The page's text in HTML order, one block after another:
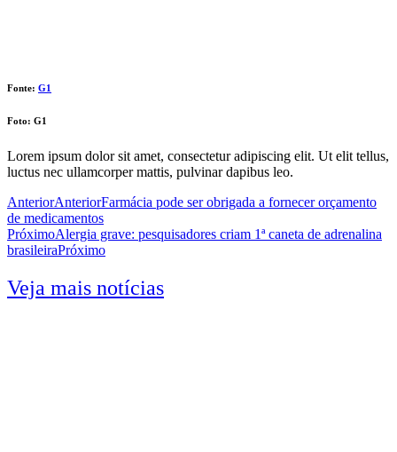
Fonte: G1
Foto: G1
Lorem ipsum dolor sit amet, consectetur adipiscing elit. Ut elit tellus,
luctus nec ullamcorper mattis, pulvinar dapibus leo.
AnteriorAnteriorFarmácia pode ser obrigada a fornecer orçamento
de medicamentos
PróximoAlergia grave: pesquisadores criam 1ª caneta de adrenalina
brasileiraPróximo
Veja mais notícias